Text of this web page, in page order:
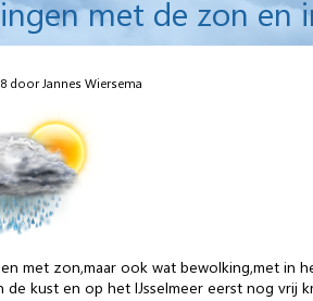
met de zon en
door Jannes Wiersema
met zon,maar ook wat bewolking,met in
de kust en op het IJsselmeer eerst nog vrij